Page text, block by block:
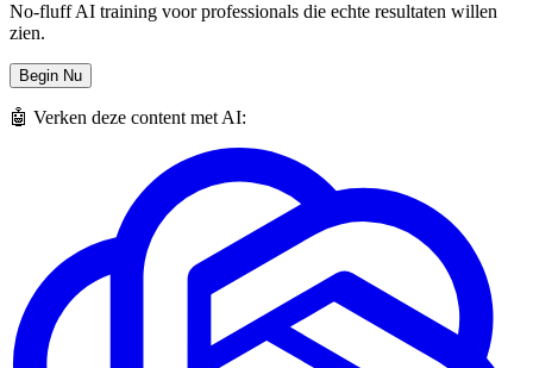
No-fluff AI training voor professionals die echte resultaten willen
zien.
Begin Nu
🤖 Verken deze content met AI: